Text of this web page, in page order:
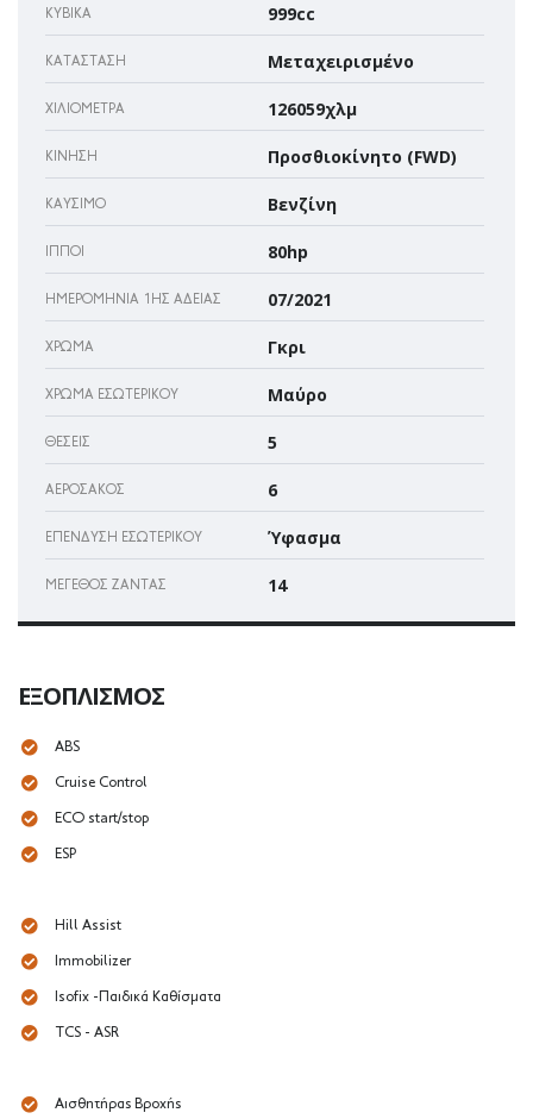
ΚΥΒΙΚΆ 999cc
ΚΑΤΆΣΤΑΣΗ Μεταχειρισμένο
ΧΙΛΙΌΜΕΤΡΑ 126059χλμ
ΚΊΝΗΣΗ Προσθιοκίνητο (FWD)
ΚΑΎΣΙΜΟ Βενζίνη
ΊΠΠΟΙ 80hp
ΗΜΕΡΟΜΗΝΊΑ 1ΗΣ ΆΔΕΙΑΣ 07/2021
ΧΡΏΜΑ Γκρι
ΧΡΏΜΑ ΕΣΩΤΕΡΙΚΟΎ Μαύρο
ΘΈΣΕΙΣ 5
ΑΕΡΌΣΑΚΌΣ 6
ΕΠΈΝΔΥΣΗ ΕΣΩΤΕΡΙΚΟΎ Ύφασμα
ΜΈΓΕΘΟΣ ΖΆΝΤΑΣ 14
ΕΞΟΠΛΙΣΜΌΣ
ABS
Cruise Control
ECO start/stop
ESP
Hill Assist
Immobilizer
Isofix -Παιδικά Καθίσματα
TCS - ASR
Αισθητήρας Βροχής